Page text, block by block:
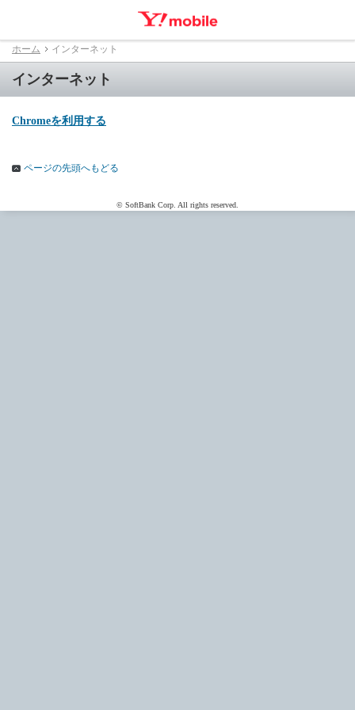
ホーム インターネット
インターネット
Chromeを利用する
ページの先頭へもどる
© SoftBank Corp. All rights reserved.